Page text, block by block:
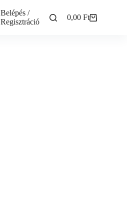
Belépés /
Regisztráció
Shopping
0,00 Ft